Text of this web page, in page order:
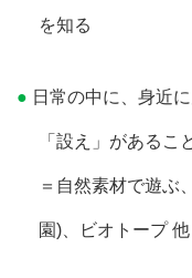
を知る
日常の中に、身近
「設え」があるこ
＝自然素材で遊ぶ
園)、ビオトープ 他